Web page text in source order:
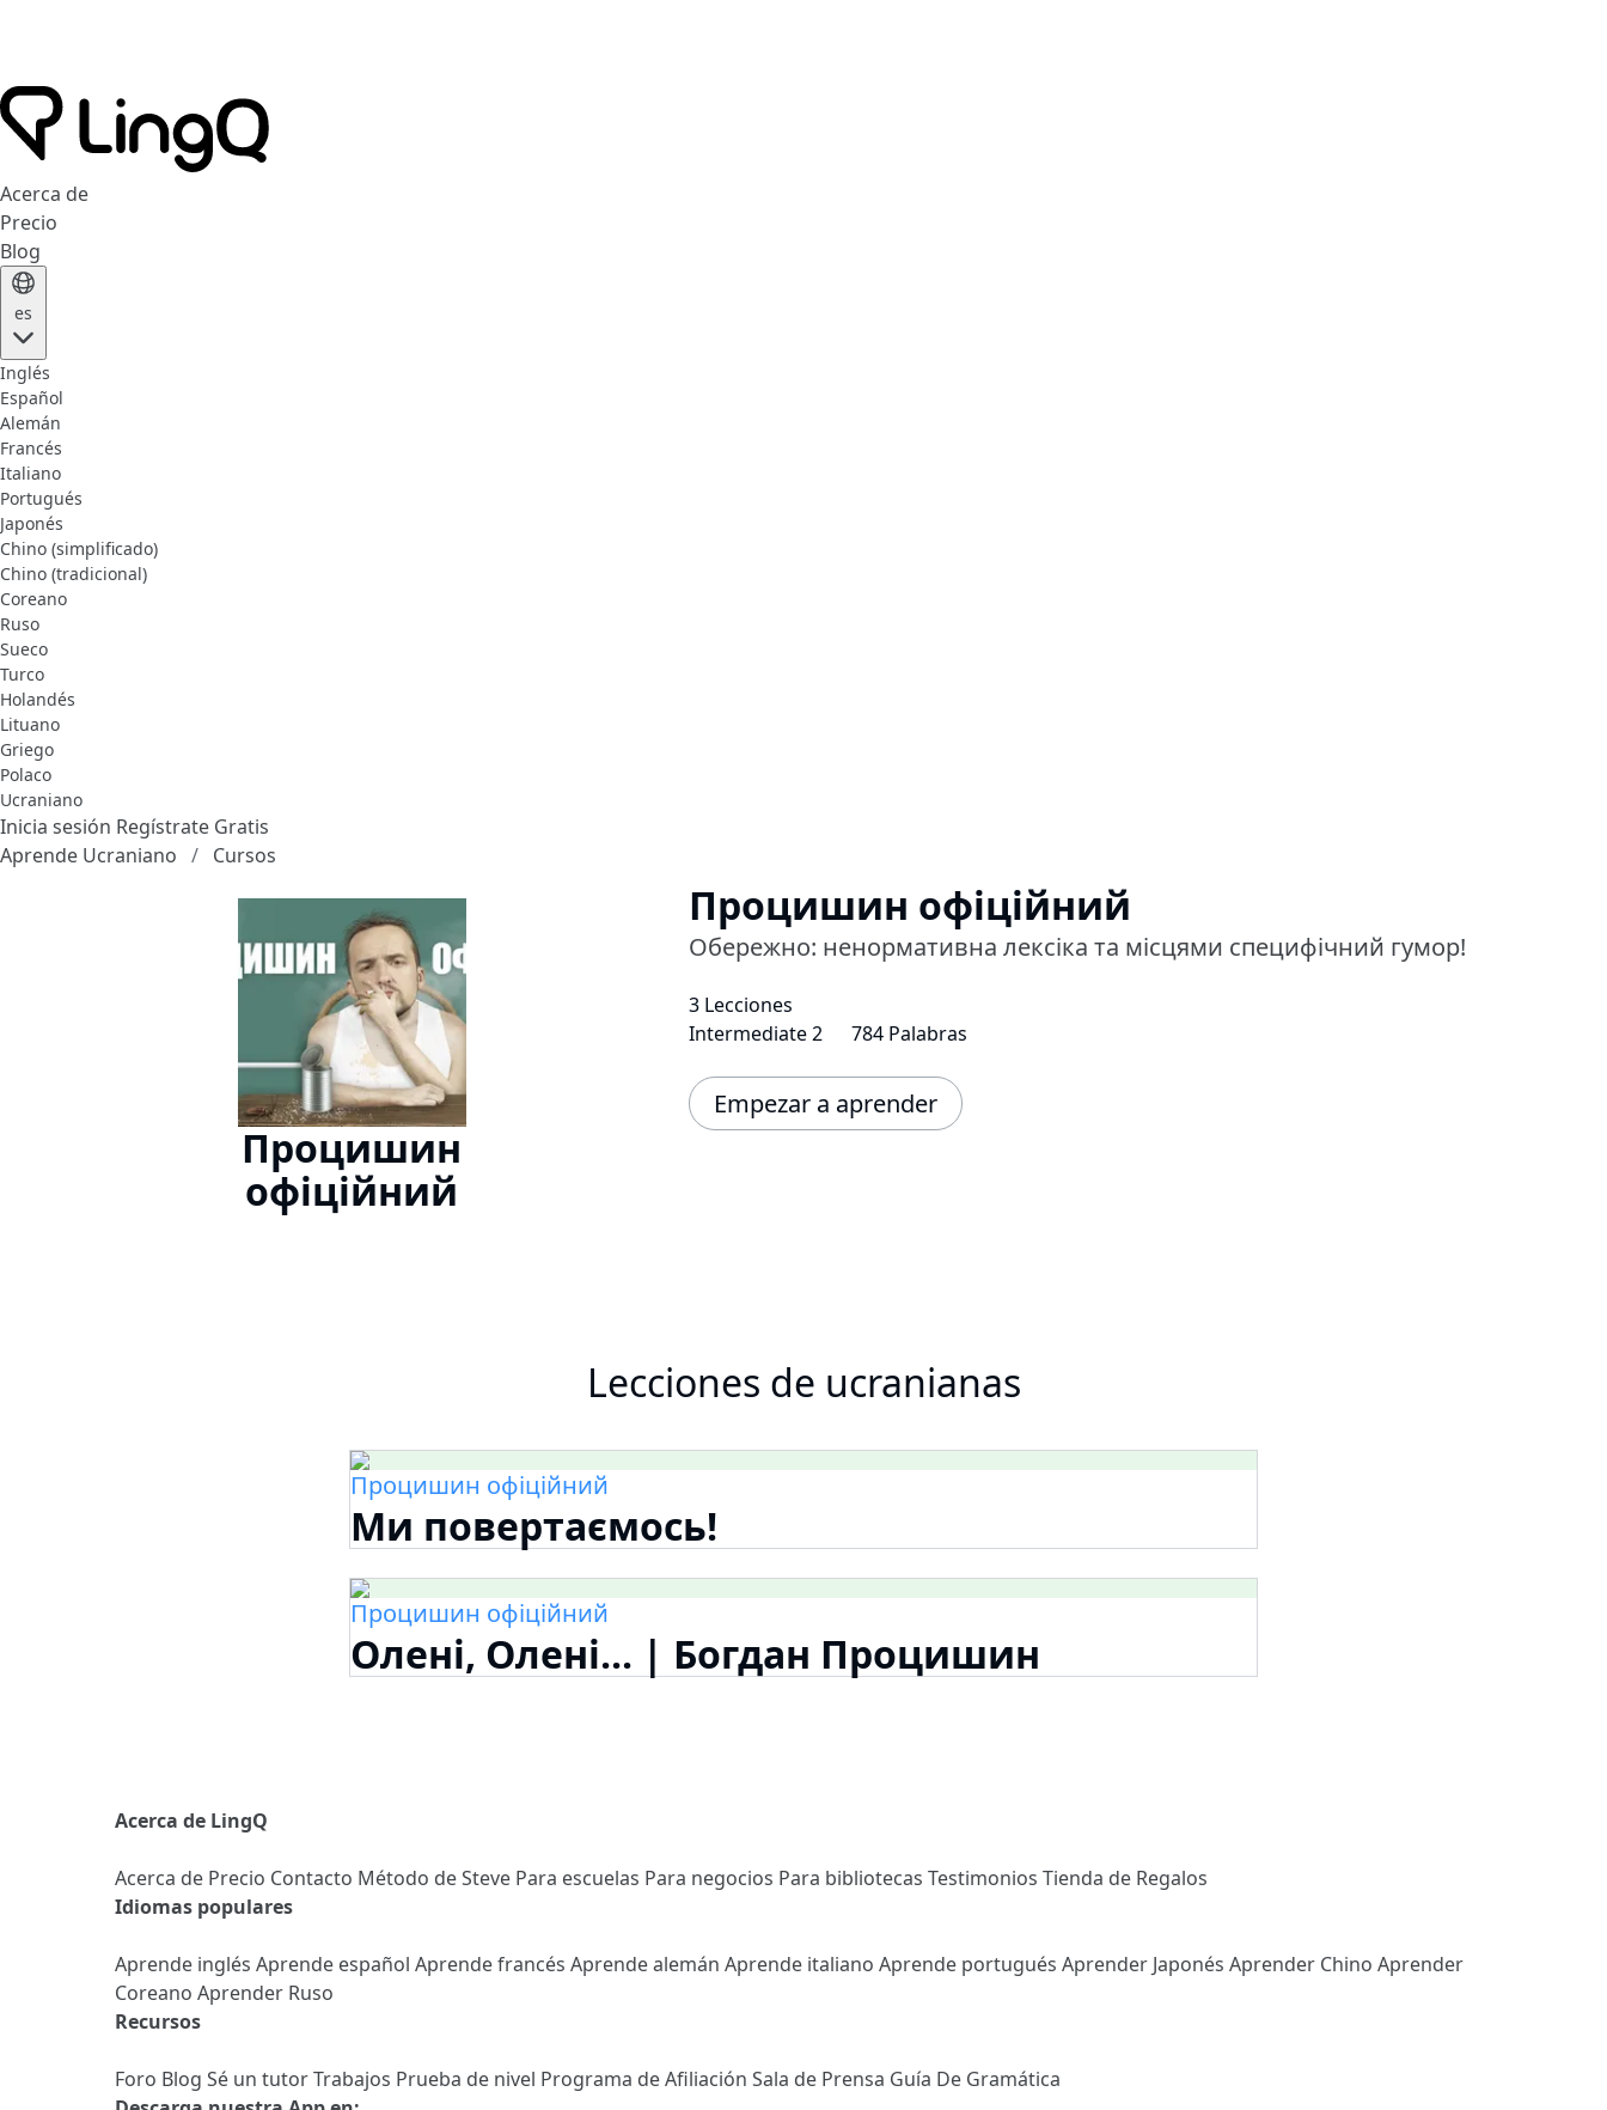
Acerca de
Precio
Blog
es
Inglés
Español
Alemán
Francés
Italiano
Portugués
Japonés
Chino (simplificado)
Chino (tradicional)
Coreano
Ruso
Sueco
Turco
Holandés
Lituano
Griego
Polaco
Ucraniano
Inicia sesión Regístrate Gratis
Aprende Ucraniano
Cursos
Процишин
офіційний
Процишин офіційний
Обережно: ненормативна лексіка та місцями специфічний гумор!
3 Lecciones
Intermediate 2
784 Palabras
Empezar a aprender
Lecciones de ucranianas
Процишин офіційний
Ми повертаємось!
Процишин офіційний
Олені, Олені... | Богдан Процишин
Acerca de LingQ
Acerca de Precio Contacto Método de Steve Para escuelas Para negocios Para bibliotecas Testimonios Tienda de Regalos
Idiomas populares
Aprende inglés Aprende español Aprende francés Aprende alemán Aprende italiano Aprende portugués Aprender Japonés Aprender Chino Aprender
Coreano Aprender Ruso
Recursos
Foro Blog Sé un tutorTrabajos Prueba de nivel Programa de Afiliación Sala de Prensa Guía De Gramática